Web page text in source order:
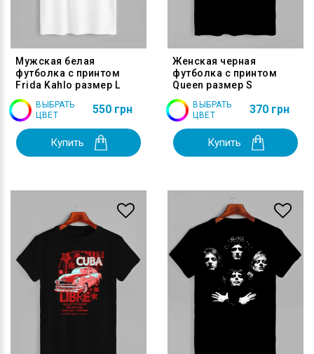
Мужская белая
футболка с принтом
Frida Kahlo размер L
ВЫБРАТЬ
ЦВЕТ
550 грн
Купить
Женская черная
футболка с принтом
Queen размер S
ВЫБРАТЬ
ЦВЕТ
370 грн
Купить